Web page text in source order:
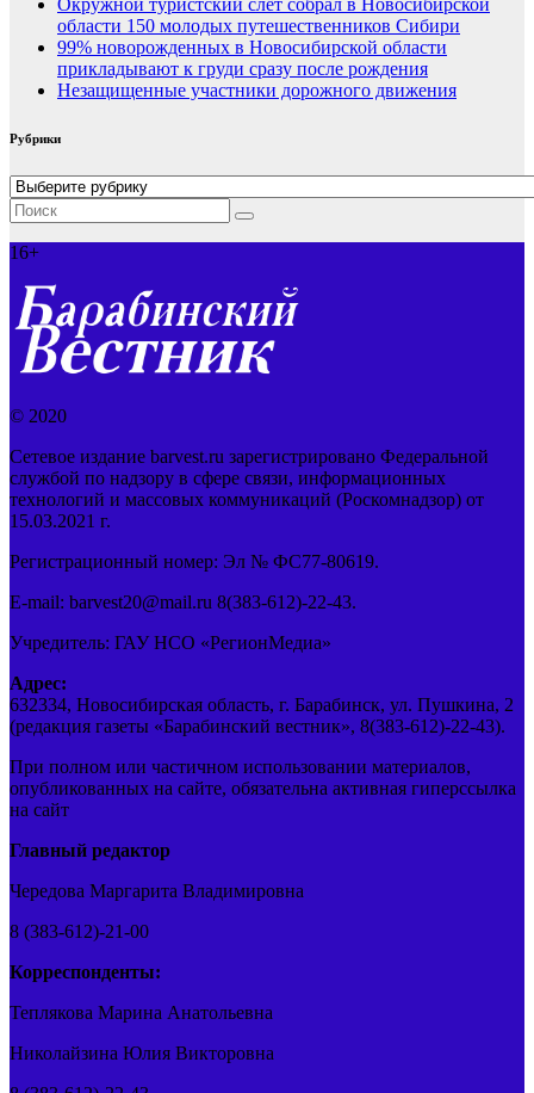
Окружной туристский слёт собрал в Новосибирской
области 150 молодых путешественников Сибири
99% новорожденных в Новосибирской области
прикладывают к груди сразу после рождения
Незащищенные участники дорожного движения
Рубрики
Рубрики
16+
© 2020
Сетевое издание barvest.ru зарегистрировано Федеральной
службой по надзору в сфере связи, информационных
технологий и массовых коммуникаций (Роскомнадзор) от
15.03.2021 г.
Регистрационный номер: Эл № ФС77-80619.
E-mail: barvest20@mail.ru 8(383-612)-22-43.
Учредитель: ГАУ НСО «РегионМедиа»
Адрес:
632334, Новосибирская область, г. Барабинск, ул. Пушкина, 2
(редакция газеты «Барабинский вестник», 8(383-612)-22-43).
При полном или частичном использовании материалов,
опубликованных на сайте, обязательна активная гиперссылка
на сайт
Главный редактор
Чередова Маргарита Владимировна
8 (383-612)-21-00
Корреспонденты:
Теплякова Марина Анатольевна
Николайзина Юлия Викторовна